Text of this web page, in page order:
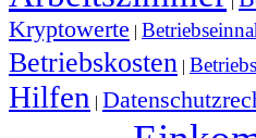
Kryptowerte |
Betriebskosten |
Hilfen |